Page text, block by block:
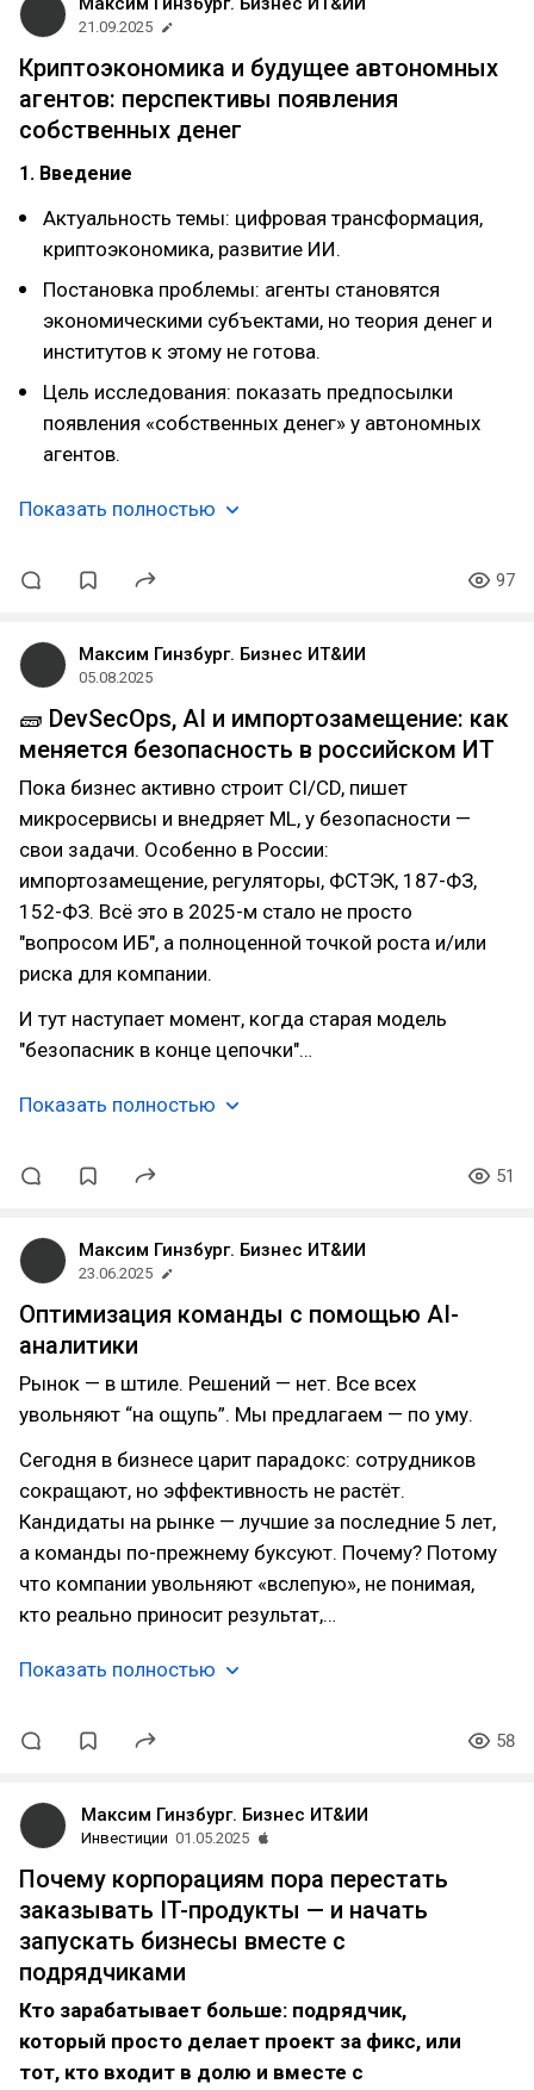
21.09.2025
Криптоэкономика и будущее автономных
агентов: перспективы появления
собственных денег
1. Введение
Актуальность темы: цифровая трансформация,
криптоэкономика, развитие ИИ.
Постановка проблемы: агенты становятся
экономическими субъектами, но теория денег и
институтов к этому не готова.
Цель исследования: показать предпосылки
появления «собственных денег» у автономных
агентов.
Показать полностью
97
Максим Гинзбург. Бизнес ИТ&ИИ
05.08.2025
🧱 DevSecOps, AI и импортозамещение: как
меняется безопасность в российском ИТ
Пока бизнес активно строит CI/CD, пишет
микросервисы и внедряет ML, у безопасности —
свои задачи. Особенно в России:
импортозамещение, регуляторы, ФСТЭК, 187-ФЗ,
152-ФЗ. Всё это в 2025-м стало не просто
"вопросом ИБ", а полноценной точкой роста и/или
риска для компании.
И тут наступает момент, когда старая модель
"безопасник в конце цепочки"…
Показать полностью
51
Максим Гинзбург. Бизнес ИТ&ИИ
23.06.2025
Оптимизация команды с помощью AI-
аналитики
Рынок — в штиле. Решений — нет. Все всех
увольняют “на ощупь”. Мы предлагаем — по уму.
Сегодня в бизнесе царит парадокс: сотрудников
сокращают, но эффективность не растёт.
Кандидаты на рынке — лучшие за последние 5 лет,
а команды по-прежнему буксуют. Почему? Потому
что компании увольняют «вслепую», не понимая,
кто реально приносит результат,…
Показать полностью
58
Максим Гинзбург. Бизнес ИТ&ИИ
Инвестиции 01.05.2025
Почему корпорациям пора перестать
заказывать IT-продукты — и начать
запускать бизнесы вместе с
подрядчиками
Кто зарабатывает больше: подрядчик,
который просто делает проект за фикс, или
тот, кто входит в долю и вместе с